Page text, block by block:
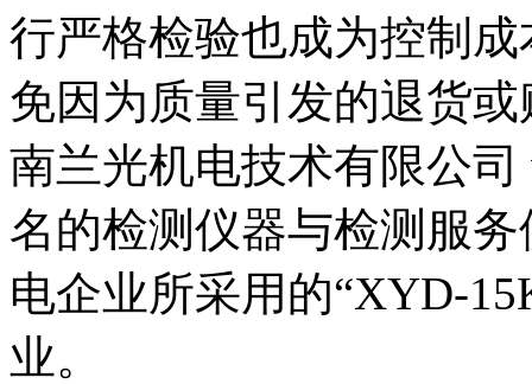
行严格检验也成为控制
免因为质量引发的退货
南兰光机电技术有限公
名的检测仪器与检测服
电企业所采用的“XYD-
业。